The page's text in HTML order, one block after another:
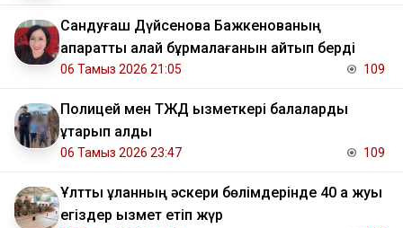
Сандуғаш Дүйсенова Бажкенованың
ақпаратты қалай бұрмалағанын айтып берді
06 Тамыз 2026 21:05 109
Полицей мен ТЖД қызметкері балаларды
құтқарып қалды
06 Тамыз 2026 23:47 109
Ұлттық ұланның әскери бөлімдерінде 40 қа жуық
егіздер қызмет етіп жүр